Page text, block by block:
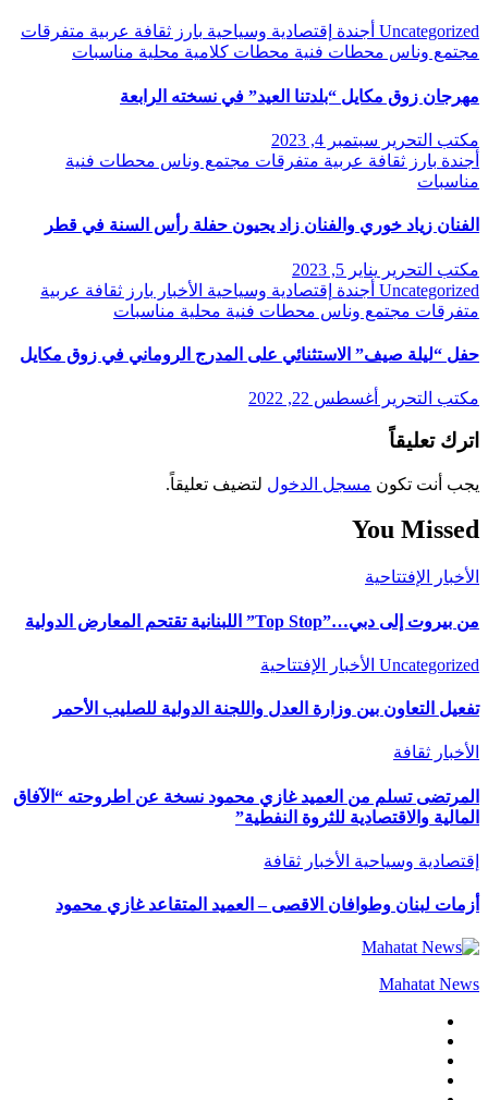
Uncategorized أجندة إقتصادية وسياحية بارز ثقافة عربية متفرقات
مجتمع وناس محطات فنية محطات كلامية محلية مناسبات
مهرجان زوق مكايل “بلدتنا العيد” في نسخته الرابعة
مكتب التحرير سبتمبر 4, 2023
أجندة بارز ثقافة عربية متفرقات مجتمع وناس محطات فنية
مناسبات
الفنان زياد خوري والفنان زاد يحيون حفلة رأس السنة في قطر
مكتب التحرير يناير 5, 2023
Uncategorized أجندة إقتصادية وسياحية الأخبار بارز ثقافة عربية
متفرقات مجتمع وناس محطات فنية محلية مناسبات
حفل “ليلة صيف” الاستثنائي على المدرج الروماني في زوق مكايل
مكتب التحرير أغسطس 22, 2022
اترك تعليقاً
يجب أنت تكون مسجل الدخول لتضيف تعليقاً.
You Missed
الأخبار الإفتتاحية
من بيروت إلى دبي…”Top Stop” اللبنانية تقتحم المعارض الدولية
Uncategorized الأخبار الإفتتاحية
تفعيل التعاون بين وزارة العدل واللجنة الدولية للصليب الأحمر
الأخبار ثقافة
المرتضى تسلم من العميد غازي محمود نسخة عن اطروحته “الآفاق
المالية والاقتصادية للثروة النفطية”
إقتصادية وسياحية الأخبار ثقافة
أزمات لبنان وطوافان الاقصى – العميد المتقاعد غازي محمود
Mahatat News